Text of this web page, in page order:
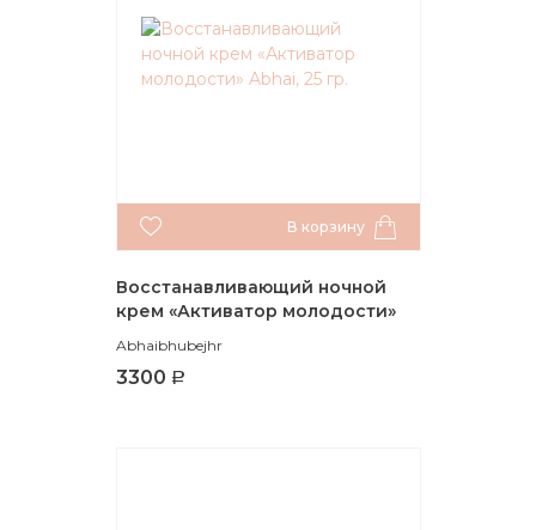
В корзину
Восстанавливающий ночной
крем «Активатор молодости»
Abhaibhubejhr
3300